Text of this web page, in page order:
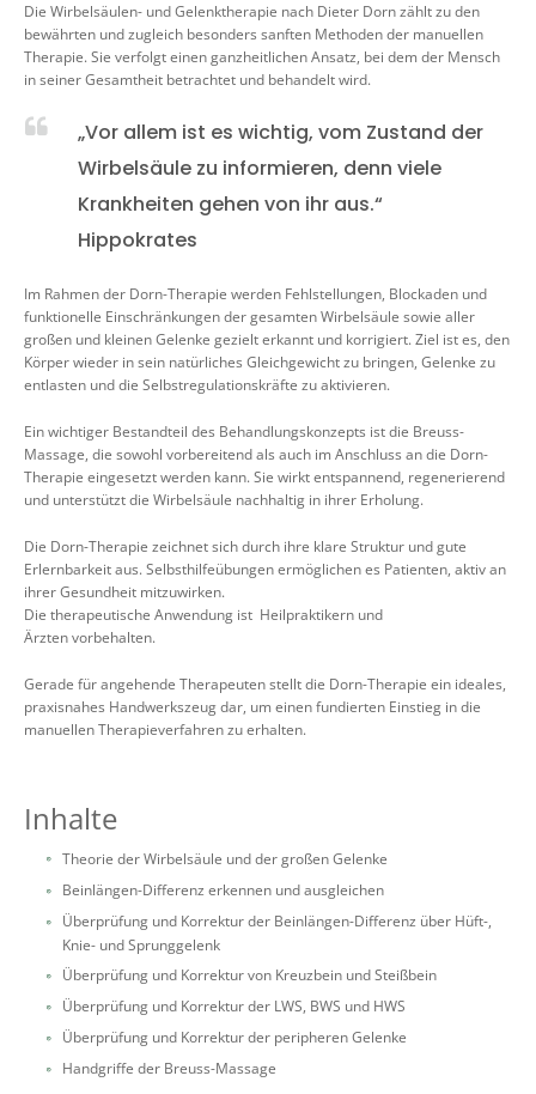
Die Wirbelsäulen- und Gelenktherapie nach Dieter Dorn zählt zu den
bewährten und zugleich besonders sanften Methoden der manuellen
Therapie. Sie verfolgt einen ganzheitlichen Ansatz, bei dem der Mensch
in seiner Gesamtheit betrachtet und behandelt wird.
„Vor allem ist es wichtig, vom Zustand der
Wirbelsäule zu informieren, denn viele
Krankheiten gehen von ihr aus.“
Hippokrates
Im Rahmen der Dorn-Therapie werden Fehlstellungen, Blockaden und
funktionelle Einschränkungen der gesamten Wirbelsäule sowie aller
großen und kleinen Gelenke gezielt erkannt und korrigiert. Ziel ist es, den
Körper wieder in sein natürliches Gleichgewicht zu bringen, Gelenke zu
entlasten und die Selbstregulationskräfte zu aktivieren.
Ein wichtiger Bestandteil des Behandlungskonzepts ist die Breuss-
Massage, die sowohl vorbereitend als auch im Anschluss an die Dorn-
Therapie eingesetzt werden kann. Sie wirkt entspannend, regenerierend
und unterstützt die Wirbelsäule nachhaltig in ihrer Erholung.
Die Dorn-Therapie zeichnet sich durch ihre klare Struktur und gute
Erlernbarkeit aus. Selbsthilfeübungen ermöglichen es Patienten, aktiv an
ihrer Gesundheit mitzuwirken.
Die therapeutische Anwendung ist Heilpraktikern und
Ärzten vorbehalten.
Gerade für angehende Therapeuten stellt die Dorn-Therapie ein ideales,
praxisnahes Handwerkszeug dar, um einen fundierten Einstieg in die
manuellen Therapieverfahren zu erhalten.
Inhalte
Theorie der Wirbelsäule und der großen Gelenke
Beinlängen-Differenz erkennen und ausgleichen
Überprüfung und Korrektur der Beinlängen-Differenz über Hüft-,
Knie- und Sprunggelenk
Überprüfung und Korrektur von Kreuzbein und Steißbein
Überprüfung und Korrektur der LWS, BWS und HWS
Überprüfung und Korrektur der peripheren Gelenke
Handgriffe der Breuss-Massage